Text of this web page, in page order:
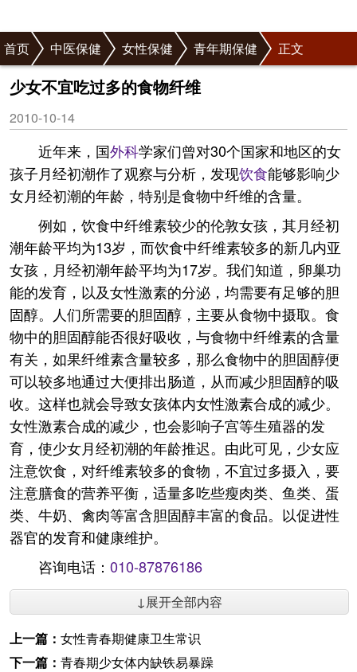
首页 中医保健 女性保健 青年期保健 正文
少女不宜吃过多的食物纤维
2010-10-14
近年来，国外科学家们曾对30个国家和地区的女
孩子月经初潮作了观察与分析，发现饮食能够影响少
女月经初潮的年龄，特别是食物中纤维的含量。
例如，饮食中纤维素较少的伦敦女孩，其月经初
潮年龄平均为13岁，而饮食中纤维素较多的新几内亚
女孩，月经初潮年龄平均为17岁。我们知道，卵巢功
能的发育，以及女性激素的分泌，均需要有足够的胆
固醇。人们所需要的胆固醇，主要从食物中摄取。食
物中的胆固醇能否很好吸收，与食物中纤维素的含量
有关，如果纤维素含量较多，那么食物中的胆固醇便
可以较多地通过大便排出肠道，从而减少胆固醇的吸
收。这样也就会导致女孩体内女性激素合成的减少。
女性激素合成的减少，也会影响子宫等生殖器的发
育，使少女月经初潮的年龄推迟。由此可见，少女应
注意饮食，对纤维素较多的食物，不宜过多摄入，要
注意膳食的营养平衡，适量多吃些瘦肉类、鱼类、蛋
类、牛奶、禽肉等富含胆固醇丰富的食品。以促进性
器官的发育和健康维护。
咨询电话： 010-87876186
↓展开全部内容
上一篇： 女性青春期健康卫生常识
下一篇： 青春期少女体内缺铁易暴躁